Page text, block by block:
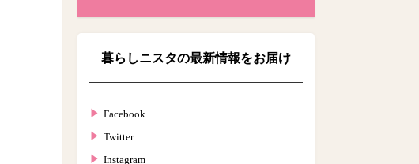
暮らしニスタの最新情報をお届け
Facebook
Twitter
Instagram